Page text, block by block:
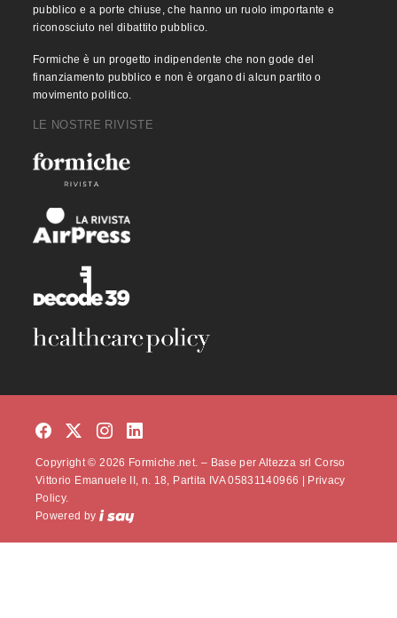
pubblico e a porte chiuse, che hanno un ruolo importante e
riconosciuto nel dibattito pubblico.
Formiche è un progetto indipendente che non gode del
finanziamento pubblico e non è organo di alcun partito o
movimento politico.
LE NOSTRE RIVISTE
Copyright © 2026 Formiche.net. – Base per Altezza srl Corso
Vittorio Emanuele II, n. 18, Partita IVA 05831140966 |
Privacy
Policy.
Powered by